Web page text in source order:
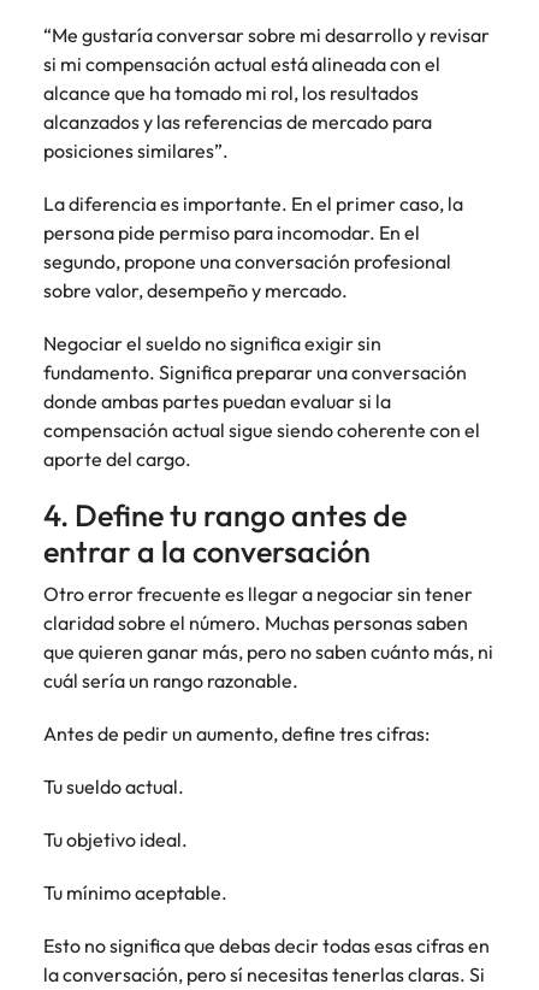
“Me gustaría conversar sobre mi desarrollo y revisar
si mi compensación actual está alineada con el
alcance que ha tomado mi rol, los resultados
alcanzados y las referencias de mercado para
posiciones similares”.
La diferencia es importante. En el primer caso, la
persona pide permiso para incomodar. En el
segundo, propone una conversación profesional
sobre valor, desempeño y mercado.
Negociar el sueldo no significa exigir sin
fundamento. Significa preparar una conversación
donde ambas partes puedan evaluar si la
compensación actual sigue siendo coherente con el
aporte del cargo.
4. Define tu rango antes de
entrar a la conversación
Otro error frecuente es llegar a negociar sin tener
claridad sobre el número. Muchas personas saben
que quieren ganar más, pero no saben cuánto más, ni
cuál sería un rango razonable.
Antes de pedir un aumento, define tres cifras:
Tu sueldo actual.
Tu objetivo ideal.
Tu mínimo aceptable.
Esto no significa que debas decir todas esas cifras en
la conversación, pero sí necesitas tenerlas claras. Si